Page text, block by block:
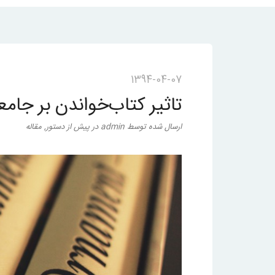
1394-04-07
تاثیر کتاب‌خواندن بر
ارسال شدهتوسط admin درپیش از دستور,مقاله